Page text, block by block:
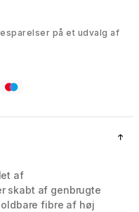
på et udvalg af
af
skabt af genbrugte
fibre af høj